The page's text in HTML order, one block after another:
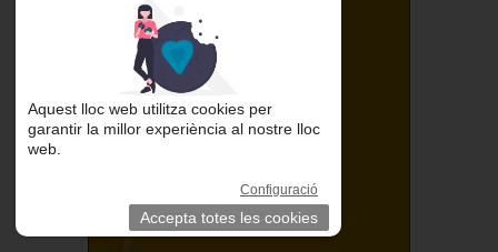
Aquest lloc web utilitza cookies per
garantir la millor experiència al nostre lloc
web.
Configuració
Accepta totes les cookies